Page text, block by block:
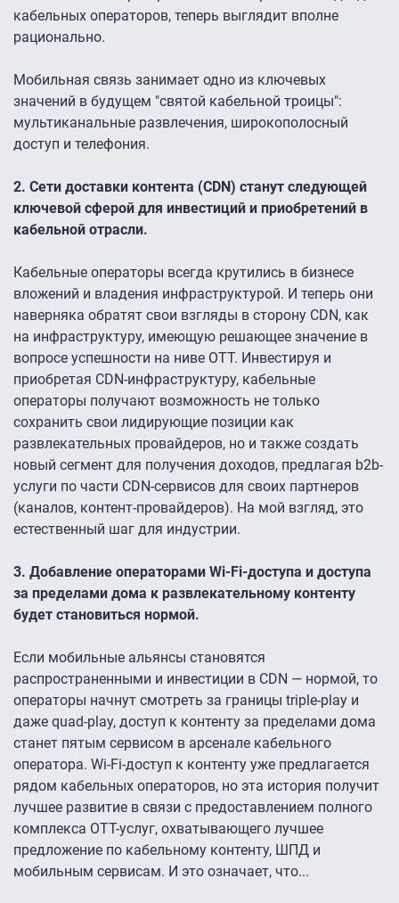
кабельных операторов, теперь выглядит вполне
рационально.
Мобильная связь занимает одно из ключевых
значений в будущем "святой кабельной троицы":
мультиканальные развлечения, широкополосный
доступ и телефония.
2. Сети доставки контента (CDN) станут следующей
ключевой сферой для инвестиций и приобретений в
кабельной отрасли.
Кабельные операторы всегда крутились в бизнесе
вложений и владения инфраструктурой. И теперь они
наверняка обратят свои взгляды в сторону CDN, как
на инфраструктуру, имеющую решающее значение в
вопросе успешности на ниве OTT. Инвестируя и
приобретая CDN-инфраструктуру, кабельные
операторы получают возможность не только
сохранить свои лидирующие позиции как
развлекательных провайдеров, но и также создать
новый сегмент для получения доходов, предлагая b2b-
услуги по части CDN-сервисов для своих партнеров
(каналов, контент-провайдеров). На мой взгляд, это
естественный шаг для индустрии.
3. Добавление операторами Wi-Fi-доступа и доступа
за пределами дома к развлекательному контенту
будет становиться нормой.
Если мобильные альянсы становятся
распространенными и инвестиции в CDN — нормой, то
операторы начнут смотреть за границы triple-play и
даже quad-play, доступ к контенту за пределами дома
станет пятым сервисом в арсенале кабельного
оператора. Wi-Fi-доступ к контенту уже предлагается
рядом кабельных операторов, но эта история получит
лучшее развитие в связи с предоставлением полного
комплекса OTT-услуг, охватывающего лучшее
предложение по кабельному контенту, ШПД и
мобильным сервисам. И это означает, что...